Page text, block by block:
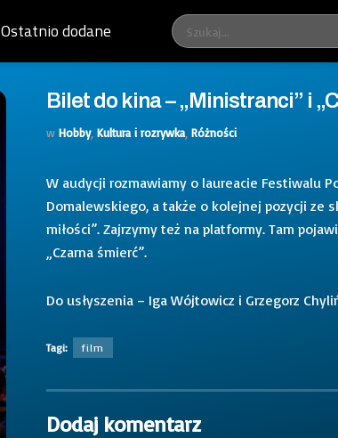
Ostatnio dodane
Bilet do kina – „Ministranci” i
w Hobby, Kultura i rozrywka Różności
W audycji rozmawiamy o laureacie Festiwalu
Domalewskiego, a także o kolejnej pozycji ze
miłości”. Zajrzymy też na platformy. Tam
„Czarna śmierć”.
Do usłyszenia – Iga Wójtowicz i Grzegorz
Tagi: film
Dodaj komentarz